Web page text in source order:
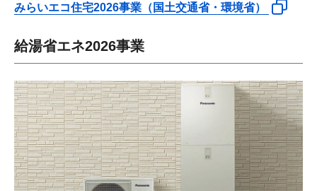
みらいエコ住宅2026事業（国土交通省・環境省）
給湯省エネ2026事業